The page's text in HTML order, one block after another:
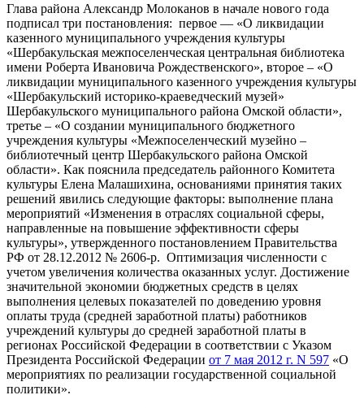
Глава района Александр Молоканов в начале нового года
подписал три постановления: первое — «О ликвидации
казенного муниципального учреждения культуры
«Шербакульская межпоселенческая центральная библиотека
имени Роберта Ивановича Рождественского», второе – «О
ликвидации муниципального казенного учреждения культуры
«Шербакульский историко-краеведческий музей»
Шербакульского муниципального района Омской области»,
третье – «О создании муниципального бюджетного
учреждения культуры «Межпоселенческий музейно –
библиотечный центр Шербакульского района Омской
области». Как пояснила председатель районного Комитета
культуры Елена Малашихина, основаниями принятия таких
решений явились следующие факторы: выполнение плана
мероприятий «Изменения в отраслях социальной сферы,
направленные на повышение эффективности сферы
культуры», утвержденного постановлением Правительства
РФ от 28.12.2012 № 2606-р. Оптимизация численности с
учетом увеличения количества оказанных услуг. Достижение
значительной экономии бюджетных средств в целях
выполнения целевых показателей по доведению уровня
оплаты труда (средней заработной платы) работников
учреждений культуры до средней заработной платы в
регионах Российской Федерации в соответствии с Указом
Президента Российской Федерации от 7 мая 2012 г. N 597 «О
мероприятиях по реализации государственной социальной
политики».